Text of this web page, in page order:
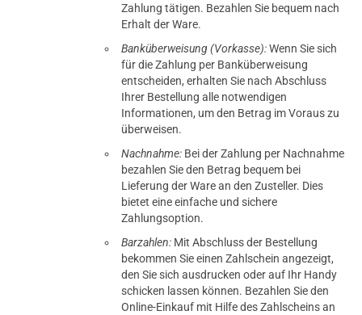
Zahlung tätigen. Bezahlen Sie bequem nach
Erhalt der Ware.
Banküberweisung (Vorkasse):Wenn Sie sich
für die Zahlung per Banküberweisung
entscheiden, erhalten Sie nach Abschluss
Ihrer Bestellung alle notwendigen
Informationen, um den Betrag im Voraus zu
überweisen.
Nachnahme: Bei der Zahlung per Nachnahme
bezahlen Sie den Betrag bequem bei
Lieferung der Ware an den Zusteller. Dies
bietet eine einfache und sichere
Zahlungsoption.
Barzahlen: Mit Abschluss der Bestellung
bekommen Sie einen Zahlschein angezeigt,
den Sie sich ausdrucken oder auf Ihr Handy
schicken lassen können. Bezahlen Sie den
Online-Einkauf mit Hilfe des Zahlscheins an